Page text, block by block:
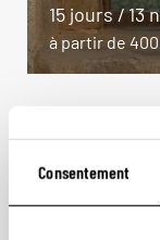
Consentement
15 jours / 13
à partir de
VOIR